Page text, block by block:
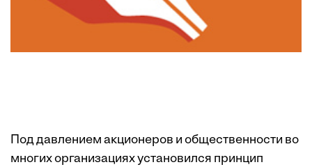
Под давлением акционеров и общественности во
многих организациях установился принцип